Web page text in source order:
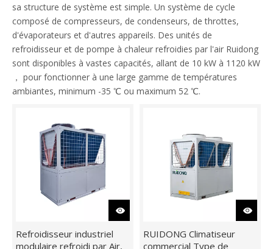
Ventilo-convecteur horizontal dissimulé en Irak
sa structure de système est simple. Un système de cycle
composé de compresseurs, de condenseurs, de throttes,
d'évaporateurs et d'autres appareils. Des unités de
refroidisseur et de pompe à chaleur refroidies par l'air Ruidong
sont disponibles à vastes capacités, allant de 10 kW à 1120 kW
， pour fonctionner à une large gamme de températures
ambiantes, minimum -35 ℃ ou maximum 52 ℃.
Refroidisseur industriel
modulaire refroidi par Air,
RUIDONG Climatiseur
commercial Type de